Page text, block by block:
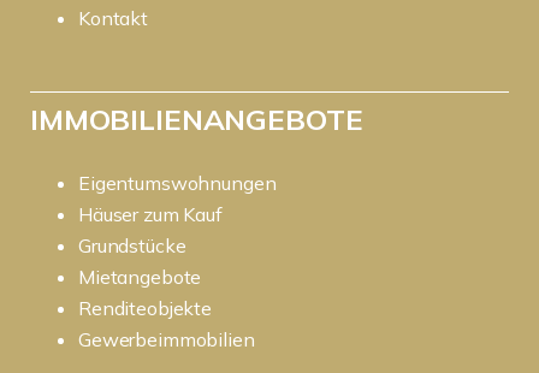
Kontakt
IMMOBILIENANGEBOTE
Eigentumswohnungen
Häuser zum Kauf
Grundstücke
Mietangebote
Renditeobjekte
Gewerbeimmobilien